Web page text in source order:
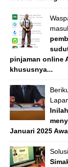
pinjaman online
khususnya...
Januari 2025